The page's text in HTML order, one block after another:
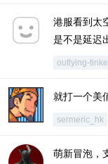
港服看到太
是不是延迟
outlying-
就打一个美
sermeric_hk
萌新冒泡，